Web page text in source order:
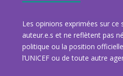
Les opinions exprimées sur ce
auteur.e.s et ne reflètent pas
politique ou la position officielle
l’UNICEF ou de toute autre